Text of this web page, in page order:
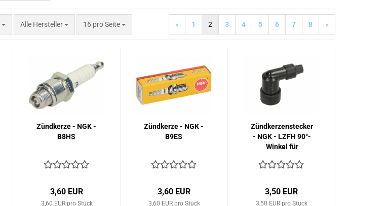
Alle Hersteller 16 pro Seite
pro Seite « 1 2 3 4 5 6 7 8 »
Zündkerze - NGK -
B8HS
3,60 EUR
3,60 EUR pro Stück
Zündkerze - NGK -
B9ES
3,60 EUR
3,60 EUR pro Stück
Zündkerzenstecker
- NGK - LZFH 90°-
Winkel für
- schwarz
3,50 EUR
3,50 EUR pro Stück